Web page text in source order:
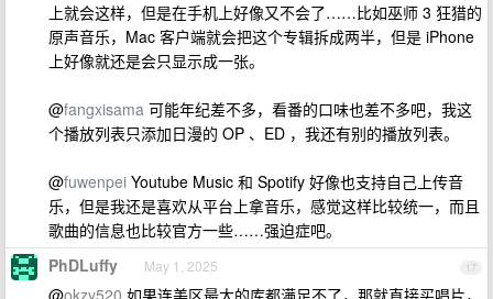
上就会这样，但是在手机上好像又不会了……比如巫师 3 狂猎的
原声音乐，Mac 客户端就会把这个专辑拆成两半，但是 iPhone
上好像就还是会只显示成一张。
@fangxisama 可能年纪差不多，看番的口味也差不多吧，我这
个播放列表只添加日漫的 OP 、ED ，我还有别的播放列表。
@fuwenpei Youtube Music 和 Spotify 好像也支持自己上传音
乐，但是我还是喜欢从平台上拿音乐，感觉这样比较统一，而且
歌曲的信息也比较官方一些……强迫症吧。
17
PhDLuffy May 1, 2025
@okzy520 如果连美区最大的库都满足不了，那就直接买唱片，